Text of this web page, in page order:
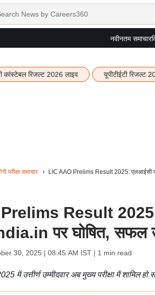
नवीनतम समाचार
कांस्टेबल रिजल्ट 2026 लाइव यूपीटीईटी रिजल्ट
परीक्षा समाचार LIC AAO Prelims Result 2025: एलआईसी
Result 2025:
पर घोषित, सफल
30, 2025 | 08:45 AM IST| 1 min read
में उत्तीर्ण उम्मीदवार अब मुख्य परीक्षा में शामिल